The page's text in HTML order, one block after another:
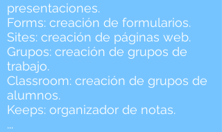
presentaciones.
Forms: creación de formularios.
Sites: creación de páginas web.
Grupos: creación de grupos de
trabajo.
Classroom: creación de grupos de
alumnos.
Keeps: organizador de notas.
...